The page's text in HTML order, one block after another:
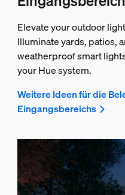
Elevate your outdoor
Illuminate yards, patios,
weatherproof smart
your Hue system.
Weitere Ideen für die
Eingangsbereichs